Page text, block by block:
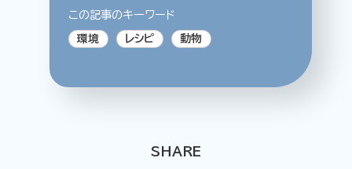
みんなで乾杯 アサヒのひと図鑑
特別なおやつ時間 エノテカ
ABOUT
この記事のキーワード
環境 レシピ 動物
SHARE